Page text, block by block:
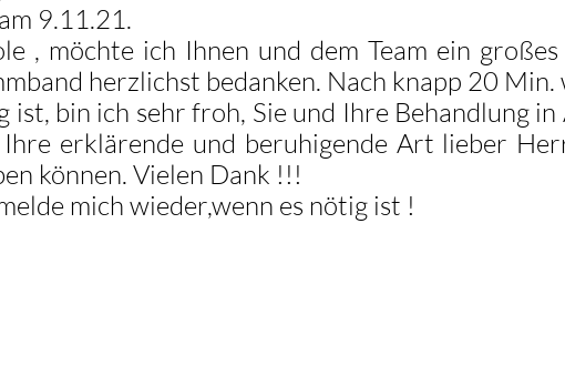
9.11.21.
, möchte ich Ihnen und dem Team ein
herzlichst bedanken. Nach knapp 20
ist, bin ich sehr froh, Sie und Ihre Behandlung
erklärende und beruhigende Art lieber
können. Vielen Dank !!!
mich wieder,wenn es nötig ist !